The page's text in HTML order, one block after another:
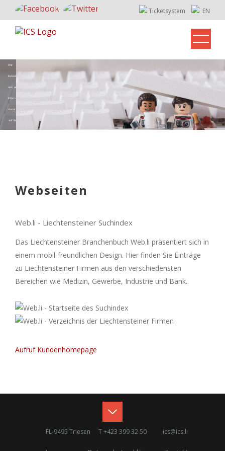
Ticketsystem EN
Wir
konzentrieren
uns auf Ihre
Informatik,
damit Sie sich
auf ihre Arbeit
Webseiten
Web.li - Liechtensteiner Suchindex
Das Liechtensteiner Branchenbuch Web.li präsentiert sich in
einem mobil-freundlichen Design. Hier finden Sie Einträge
zu Liechtensteiner Firmen aus den verschiedensten
Bereichen wie Medizin, Gewerbe, Industrie und Bank..
Aufruf Kundenhomepage
FL-9495 Triesen T +423 399 32 50 ics@ics.li